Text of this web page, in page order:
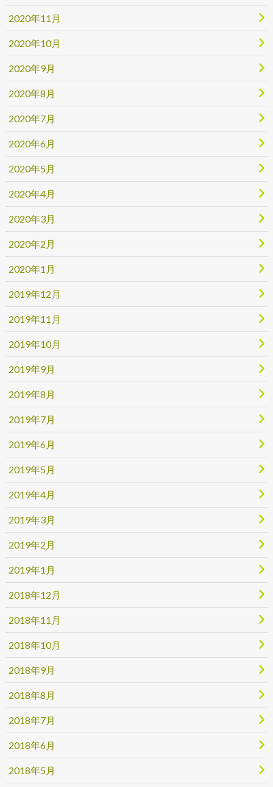
2020年11月
2020年10月
2020年9月
2020年8月
2020年7月
2020年6月
2020年5月
2020年4月
2020年3月
2020年2月
2020年1月
2019年12月
2019年11月
2019年10月
2019年9月
2019年8月
2019年7月
2019年6月
2019年5月
2019年4月
2019年3月
2019年2月
2019年1月
2018年12月
2018年11月
2018年10月
2018年9月
2018年8月
2018年7月
2018年6月
2018年5月